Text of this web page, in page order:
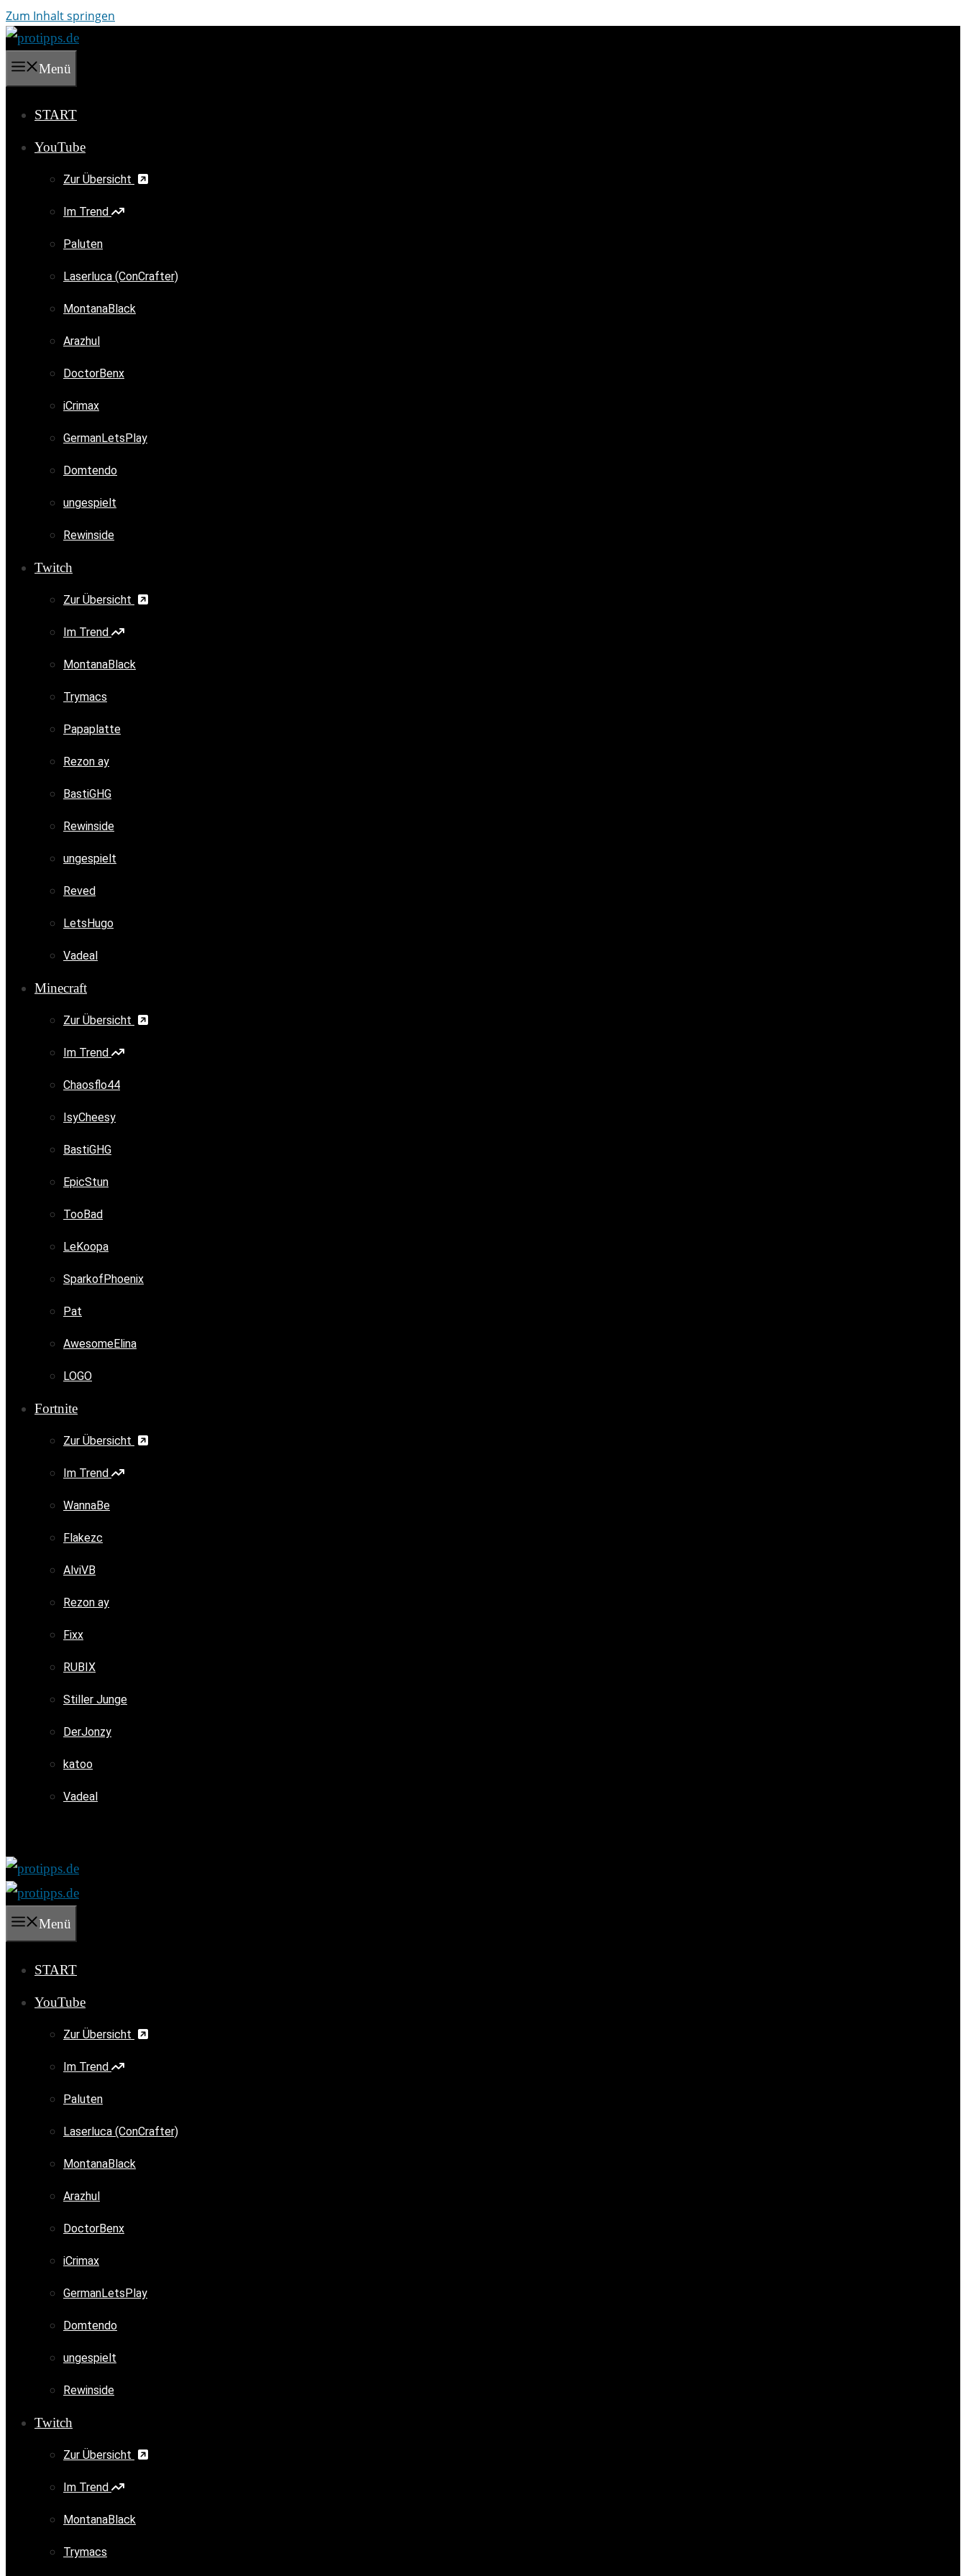
Zum Inhalt springen
Menü
START
YouTube
Zur Übersicht
Im Trend
Paluten
Laserluca (ConCrafter)
MontanaBlack
Arazhul
DoctorBenx
iCrimax
GermanLetsPlay
Domtendo
ungespielt
Rewinside
Twitch
Zur Übersicht
Im Trend
MontanaBlack
Trymacs
Papaplatte
Rezon ay
BastiGHG
Rewinside
ungespielt
Reved
LetsHugo
Vadeal
Minecraft
Zur Übersicht
Im Trend
Chaosflo44
IsyCheesy
BastiGHG
EpicStun
TooBad
LeKoopa
SparkofPhoenix
Pat
AwesomeElina
LOGO
Fortnite
Zur Übersicht
Im Trend
WannaBe
Flakezc
AlviVB
Rezon ay
Fixx
RUBIX
Stiller Junge
DerJonzy
katoo
Vadeal
Menü
START
YouTube
Zur Übersicht
Im Trend
Paluten
Laserluca (ConCrafter)
MontanaBlack
Arazhul
DoctorBenx
iCrimax
GermanLetsPlay
Domtendo
ungespielt
Rewinside
Twitch
Zur Übersicht
Im Trend
MontanaBlack
Trymacs